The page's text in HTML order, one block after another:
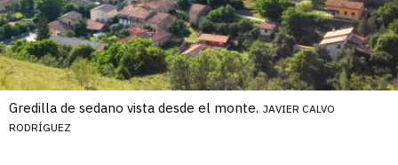
Gredilla de sedano vista desde el monte. JAVIER CALVO
RODRÍGUEZ